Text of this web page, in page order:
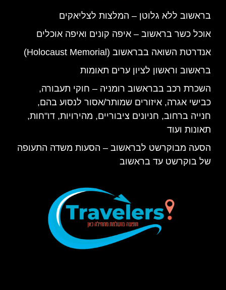
בראשוב ללא גלוטן – המלצות לצליאקים
אוכל כשר בראשוב – איפה קונים ואיפה אוכלים
אנדרטת השואה בבראשוב (Holocaust Memorial)
בראשוב וראשון לציון ערים תאומות
השכרת רכב בבראשוב רומניה – חוקי תעבורה,
כבישי אגרה, איזורים שמותר/אסור לנסוע בהם,
חנייה ברחוב, חניונים ציבוריים, מהירויות, דו"חות,
תאונות ועוד
הסעה מבוקרשט לבראשוב – הסעות משדה התעופה
של בוקרשט עד בראשוב